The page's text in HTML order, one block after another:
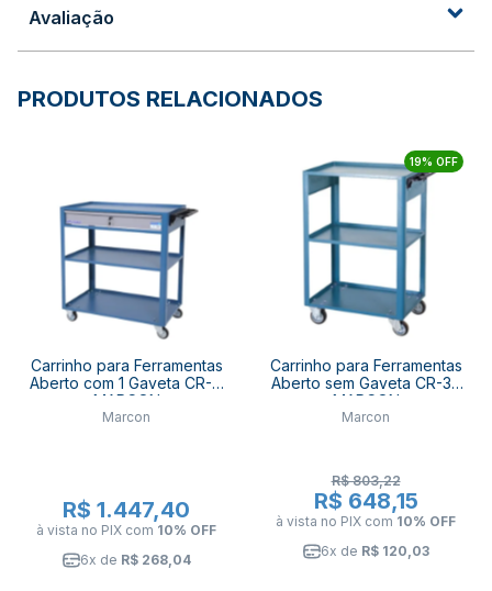
Avaliação
PRODUTOS RELACIONADOS
Carrinho para Ferramentas
Aberto com 1 Gaveta CR-11
MARCON
Marcon
R$ 1.447,40
à vista no PIX com 10% OFF
6x de R$ 268,04
19% OFF
Carrinho para Ferramentas
Aberto sem Gaveta CR-34
MARCON
Marcon
R$ 803,22
R$ 648,15
à vista no PIX com 10% OFF
6x de R$ 120,03